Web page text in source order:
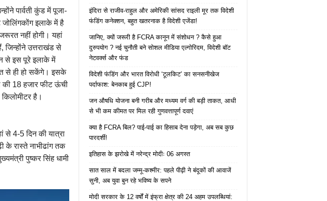
पार्वती कुंड में पूजा-
जोलिंगकोंग इलाके में है
नहीं होगी। यहां
जिन्होंने उत्तराखंड से
से इस पूरे इलाके में
से ही हो सकेंगे। इसके
की 18 हजार फीट ऊंची
है।
से 4-5 दिन की यात्रा
के रास्ते नाभीढांग तक
पुष्कर सिंह धामी
इंदिरा से राजीव-राहुल और अमेरिकी सांसद राइली मूर तक विदेशी
फंडिंग कनेक्शन, बहुत खतरनाक है विदेशी एजेंडा!
जानिए, क्यों जरूरी है FCRA कानून में संशोधन ? कैसे हुआ
दुरुपयोग ? नई चुनौती बने सोशल मीडिया एल्गोरिदम, विदेशी बॉट
नेटवर्क्स और फंड
विदेशी फंडिंग और भारत विरोधी ‘टूलकिट’ का सनसनीखेज
पर्दाफाश: बेनकाब हुई CJP!
जन औषधि योजना बनी गरीब और मध्यम वर्ग की बड़ी ताकत, आधी
से भी कम कीमत पर मिल रही गुणवत्तापूर्ण दवाएं
क्या है FCRA बिल? पाई-पाई का हिसाब देना पड़ेगा, अब सब कुछ
पारदर्शी!
इतिहास के झरोखे में नरेन्द्र मोदीः 06 अगस्त
सात साल में बदला जम्मू-कश्मीर: पहले पीढ़ी ने बंदूकों की आवाजें
सुनी, अब युवा बुन रहे भविष्य के सपने
मोदी सरकार के 12 वर्षों में इंफ्रा क्षेत्र की 24 अहम उपलब्धियां: